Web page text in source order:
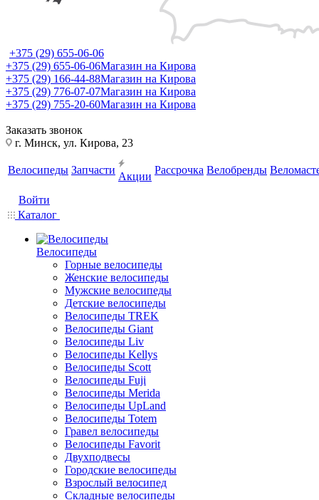
+375 (29) 655-06-06
+375 (29) 655-06-06Магазин на Кирова
+375 (29) 166-44-88Магазин на Кирова
+375 (29) 776-07-07Магазин на Кирова
+375 (29) 755-20-60Магазин на Кирова
Заказать звонок
г. Минск, ул. Кирова, 23
Велосипеды Запчасти
Акции
Рассрочка Велобренды
Войти
Каталог
Велосипеды
Горные велосипеды
Женские велосипеды
Мужские велосипеды
Детские велосипеды
Велосипеды TREK
Велосипеды Giant
Велосипеды Liv
Велосипеды Kellys
Велосипеды Scott
Велосипеды Fuji
Велосипеды Merida
Велосипеды UpLand
Велосипеды Totem
Гравел велосипеды
Велосипеды Favorit
Двухподвесы
Городские велосипеды
Взрослый велосипед
Складные велосипеды